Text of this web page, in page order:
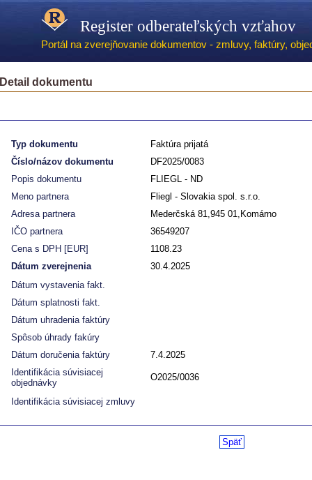
Register odberateľských vzťahov
Portál na zverejňovanie dokumentov - zmluvy, faktúry,
Detail dokumentu
Typ dokumentu
Faktúra prijatá
Číslo/názov dokumentu
DF2025/0083
Popis dokumentu
FLIEGL - ND
Meno partnera
Fliegl - Slovakia spol. s.r.o.
Adresa partnera
Mederčská 81,945 01,Komárno
IČO partnera
36549207
Cena s DPH [EUR]
1108.23
Dátum zverejnenia
30.4.2025
Dátum vystavenia fakt.
Dátum splatnosti fakt.
Dátum uhradenia faktúry
Spôsob úhrady fakúry
Dátum doručenia faktúry
7.4.2025
Identifikácia súvisiacej
objednávky
O2025/0036
Identifikácia súvisiacej zmluvy
Späť